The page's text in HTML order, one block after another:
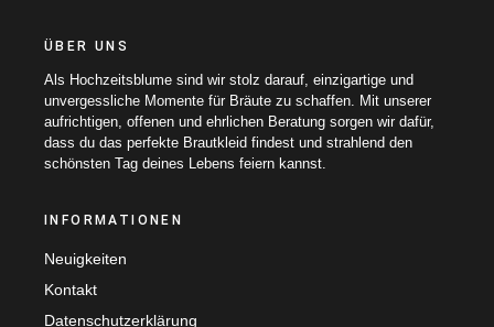
ÜBER UNS
Als Hochzeitsblume sind wir stolz darauf, einzigartige und
unvergessliche Momente für Bräute zu schaffen. Mit unserer
aufrichtigen, offenen und ehrlichen Beratung sorgen wir dafür,
dass du das perfekte Brautkleid findest und strahlend den
schönsten Tag deines Lebens feiern kannst.
INFORMATIONEN
Neuigkeiten
Kontakt
Datenschutzerklärung